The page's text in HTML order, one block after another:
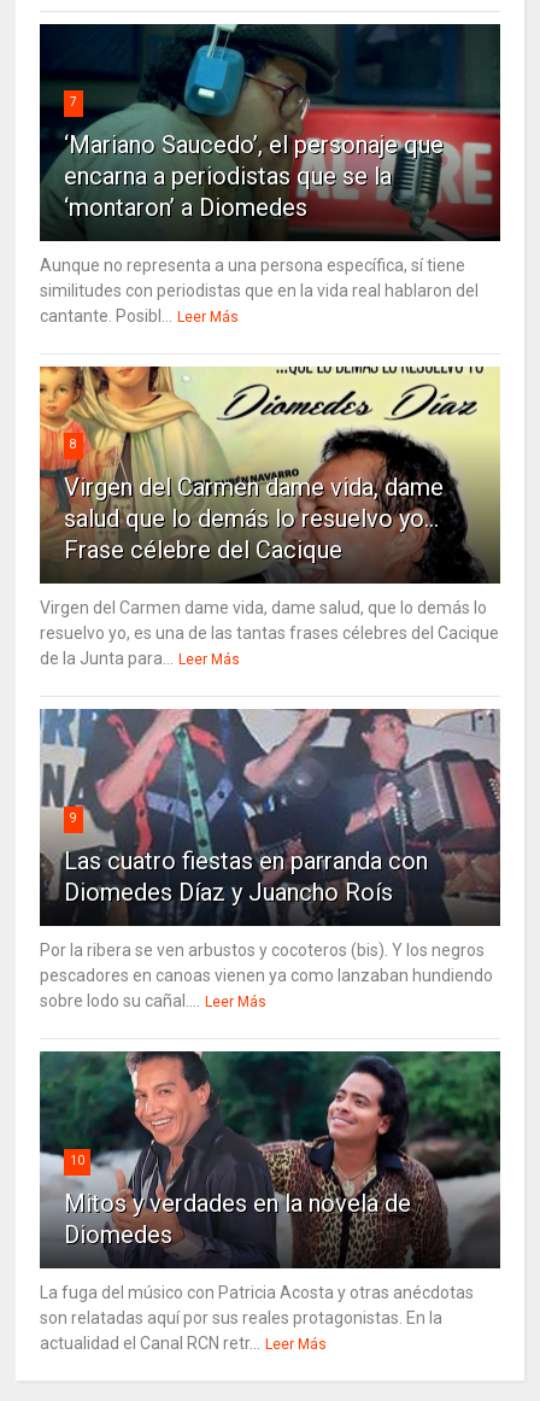
7
‘Mariano Saucedo’, el personaje que
encarna a periodistas que se la
‘montaron’ a Diomedes
Aunque no representa a una persona específica, sí tiene
similitudes con periodistas que en la vida real hablaron del
cantante. Posibl... Leer Más
8
Virgen del Carmen dame vida, dame
salud que lo demás lo resuelvo yo…
Frase célebre del Cacique
Virgen del Carmen dame vida, dame salud, que lo demás lo
resuelvo yo, es una de las tantas frases célebres del Cacique
de la Junta para... Leer Más
9
Las cuatro fiestas en parranda con
Diomedes Díaz y Juancho Roís
Por la ribera se ven arbustos y cocoteros (bis). Y los negros
pescadores en canoas vienen ya como lanzaban hundiendo
sobre lodo su cañal.... Leer Más
10
Mitos y verdades en la novela de
Diomedes
La fuga del músico con Patricia Acosta y otras anécdotas
son relatadas aquí por sus reales protagonistas. En la
actualidad el Canal RCN retr... Leer Más